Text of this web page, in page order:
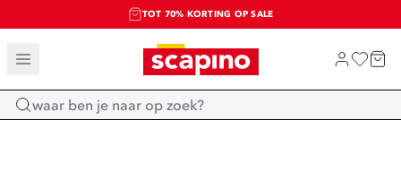
TOT 70% KORTING OP SALE
SALE: LAATSTE KANS!
SHOP NIEUW
Home